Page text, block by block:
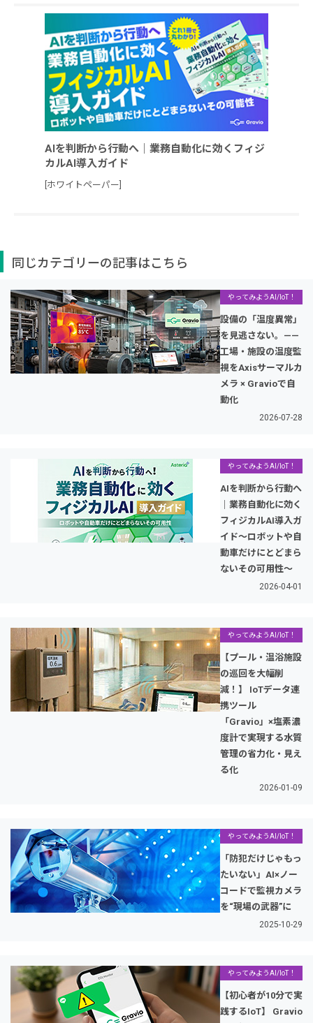
AIを判断から行動へ｜業務自動化に効くフィジ
カルAI導入ガイド
[ホワイトペーパー]
同じカテゴリーの記事はこちら
やってみようAI/IoT！
設備の「温度異常」
を見逃さない。——
工場・施設の温度監
視をAxisサーマルカ
メラ × Gravioで自
動化
2026-07-28
やってみようAI/IoT！
AIを判断から行動へ
｜業務自動化に効く
フィジカルAI導入ガ
イド～ロボットや自
動車だけにとどまら
ないその可用性～
2026-04-01
やってみようAI/IoT！
【プール・温浴施設
の巡回を大幅削
減！】 IoTデータ連
携ツール
「Gravio」×塩素濃
度計で実現する水質
管理の省力化・見え
る化
2026-01-09
やってみようAI/IoT！
「防犯だけじゃもっ
たいない」AI×ノー
コードで監視カメラ
を“現場の武器”に
2025-10-29
やってみようAI/IoT！
【初心者が10分で実
践するIoT】 Gravio